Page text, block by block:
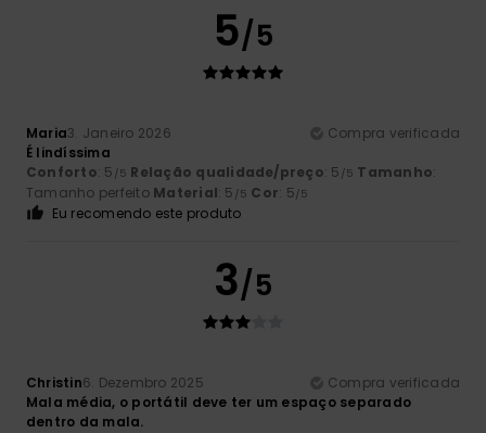
5/5
Maria3. Janeiro 2026
Compra verificada
É lindíssima
Conforto: 5 /5 Relação qualidade/preço: 5 /5 Tamanho:
Tamanho perfeito Material: 5 /5 Cor: 5/5
Eu recomendo este produto
3/5
Christin6. Dezembro 2025
Compra verificada
Mala média, o portátil deve ter um espaço separado
dentro da mala.